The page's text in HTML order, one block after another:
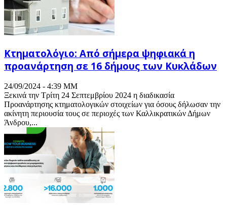
Κτηματολόγιο: Από σήμερα ψηφιακά η
προανάρτηση σε 16 δήμους των Κυκλάδων
24/09/2024 - 4:39 ΜΜ
Ξεκινά την Τρίτη 24 Σεπτεμβρίου 2024 η διαδικασία
Προανάρτησης κτηματολογικών στοιχείων για όσους δήλωσαν την
ακίνητη περιουσία τους σε περιοχές των Καλλικρατικών Δήμων
Άνδρου,...